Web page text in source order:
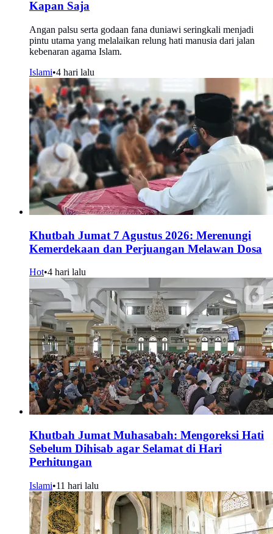
Kapan Saja
Angan palsu serta godaan fana duniawi seringkali menjadi
pintu utama yang melalaikan relung hati manusia dari jalan
kebenaran agama Islam.
Islami•4 hari lalu
Khutbah Jumat 7 Agustus 2026: Merenungi
Kemerdekaan dan Perjuangan Melawan Dosa
Hot•4 hari lalu
Khutbah Jumat Muhasabah: Mengoreksi Hati
Sebelum Dihisab agar Selamat di Hari
Perhitungan
Islami•11 hari lalu